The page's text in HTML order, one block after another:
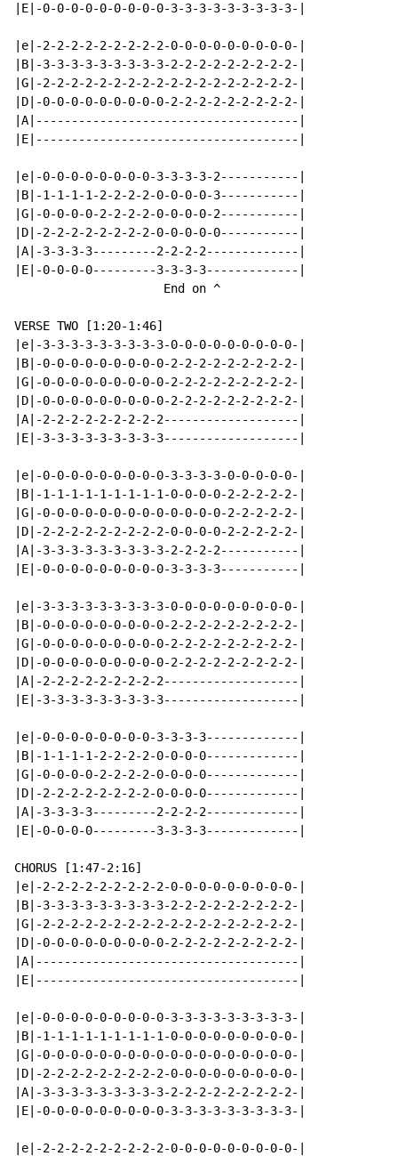
|E|-0-0-0-0-0-0-0-0-0-3-3-3-3-3-3-3-3-3-|
|e|-2-2-2-2-2-2-2-2-2-0-0-0-0-0-0-0-0-0-|
|B|-3-3-3-3-3-3-3-3-3-2-2-2-2-2-2-2-2-2-|
|G|-2-2-2-2-2-2-2-2-2-2-2-2-2-2-2-2-2-2-|
|D|-0-0-0-0-0-0-0-0-0-2-2-2-2-2-2-2-2-2-|
|A|-------------------------------------|
|E|-------------------------------------|
|e|-0-0-0-0-0-0-0-0-3-3-3-3-2-----------|
|B|-1-1-1-1-2-2-2-2-0-0-0-0-3-----------|
|G|-0-0-0-0-2-2-2-2-0-0-0-0-2-----------|
|D|-2-2-2-2-2-2-2-2-0-0-0-0-0-----------|
|A|-3-3-3-3---------2-2-2-2-------------|
|E|-0-0-0-0---------3-3-3-3-------------|
                     End on ^
VERSE TWO [1:20-1:46]
|e|-3-3-3-3-3-3-3-3-3-0-0-0-0-0-0-0-0-0-|
|B|-0-0-0-0-0-0-0-0-0-2-2-2-2-2-2-2-2-2-|
|G|-0-0-0-0-0-0-0-0-0-2-2-2-2-2-2-2-2-2-|
|D|-0-0-0-0-0-0-0-0-0-2-2-2-2-2-2-2-2-2-|
|A|-2-2-2-2-2-2-2-2-2-------------------|
|E|-3-3-3-3-3-3-3-3-3-------------------|
|e|-0-0-0-0-0-0-0-0-0-3-3-3-3-0-0-0-0-0-|
|B|-1-1-1-1-1-1-1-1-1-0-0-0-0-2-2-2-2-2-|
|G|-0-0-0-0-0-0-0-0-0-0-0-0-0-2-2-2-2-2-|
|D|-2-2-2-2-2-2-2-2-2-0-0-0-0-2-2-2-2-2-|
|A|-3-3-3-3-3-3-3-3-3-2-2-2-2-----------|
|E|-0-0-0-0-0-0-0-0-0-3-3-3-3-----------|
|e|-3-3-3-3-3-3-3-3-3-0-0-0-0-0-0-0-0-0-|
|B|-0-0-0-0-0-0-0-0-0-2-2-2-2-2-2-2-2-2-|
|G|-0-0-0-0-0-0-0-0-0-2-2-2-2-2-2-2-2-2-|
|D|-0-0-0-0-0-0-0-0-0-2-2-2-2-2-2-2-2-2-|
|A|-2-2-2-2-2-2-2-2-2-------------------|
|E|-3-3-3-3-3-3-3-3-3-------------------|
|e|-0-0-0-0-0-0-0-0-3-3-3-3-------------|
|B|-1-1-1-1-2-2-2-2-0-0-0-0-------------|
|G|-0-0-0-0-2-2-2-2-0-0-0-0-------------|
|D|-2-2-2-2-2-2-2-2-0-0-0-0-------------|
|A|-3-3-3-3---------2-2-2-2-------------|
|E|-0-0-0-0---------3-3-3-3-------------|
CHORUS [1:47-2:16]
|e|-2-2-2-2-2-2-2-2-2-0-0-0-0-0-0-0-0-0-|
|B|-3-3-3-3-3-3-3-3-3-2-2-2-2-2-2-2-2-2-|
|G|-2-2-2-2-2-2-2-2-2-2-2-2-2-2-2-2-2-2-|
|D|-0-0-0-0-0-0-0-0-0-2-2-2-2-2-2-2-2-2-|
|A|-------------------------------------|
|E|-------------------------------------|
|e|-0-0-0-0-0-0-0-0-0-3-3-3-3-3-3-3-3-3-|
|B|-1-1-1-1-1-1-1-1-1-0-0-0-0-0-0-0-0-0-|
|G|-0-0-0-0-0-0-0-0-0-0-0-0-0-0-0-0-0-0-|
|D|-2-2-2-2-2-2-2-2-2-0-0-0-0-0-0-0-0-0-|
|A|-3-3-3-3-3-3-3-3-3-2-2-2-2-2-2-2-2-2-|
|E|-0-0-0-0-0-0-0-0-0-3-3-3-3-3-3-3-3-3-|
|e|-2-2-2-2-2-2-2-2-2-0-0-0-0-0-0-0-0-0-|